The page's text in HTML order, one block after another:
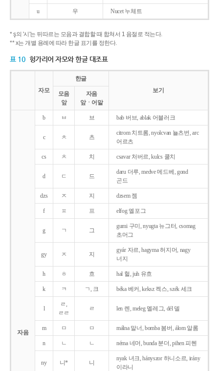
u 우 Nucet 누체트
* ş의 '시'는 뒤따르는 모음과 결합할 때 합쳐서 1 음절로 적는다.
** x는 개별 용례에 따라 한글 표기를 정한다.
표 10 헝가리어 자모와 한글 대조표
자모
한글
보기
모음
앞
자음
앞ㆍ어말
자음
b ㅂ 브 bab 버브, ablak 어블러크
c ㅊ 츠
citrom 치트롬, nyolcvan 뇰츠번, arc
어르츠
cs ㅊ 치 csavar 처버르, kulcs 쿨치
d ㄷ 드
daru 더루, medve 메드베, gond
곤드
dzs ㅈ 지 dzsem 젬
f ㅍ 프 elfog 엘포그
g ㄱ 그
gumi 구미, nyugta 뉴그터, csomag
초머그
gy ㅈ 지
gyár 자르, hagyma 허지머, nagy
너지
h ㅎ 흐 hal 헐, juh 유흐
k ㅋ ㄱ, 크 béka 베커, keksz 켁스, szék 세크
l
ㄹ,
ㄹㄹ
ㄹ len 렌, meleg 멜레그, dél 델
m ㅁ ㅁ málna 말너, bomba 봄버, álom 알롬
n ㄴ ㄴ néma 네머, bunda 분더, pihen 피헨
ny 니* 니
nyak 녀크, hányszor 하니소르, irány
이라니